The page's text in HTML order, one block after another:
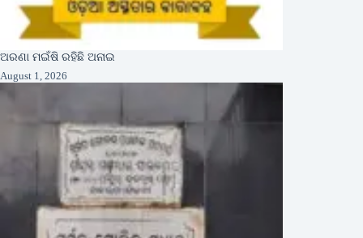
ଅରଣା ମଇଁଷି ରହିଛି ଅନାଇ
August 1, 2026